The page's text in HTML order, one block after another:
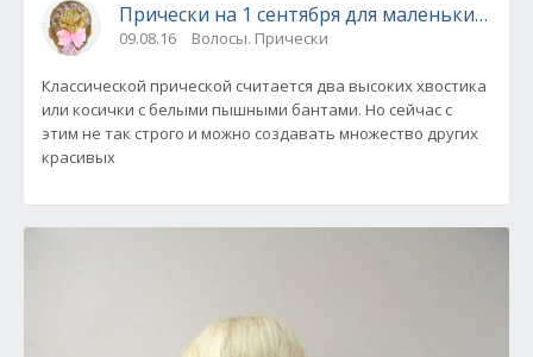
Прически на 1 сентября для маленьких
09.08.16 Волосы. Прически
Классической прической считается два высоких хвостика
или косички с белыми пышными бантами. Но сейчас с
этим не так строго и можно создавать множество других
красивых